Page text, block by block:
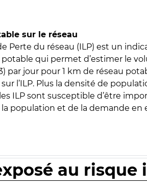
sur le réseau
Perte du réseau (ILP) est un
potable qui permet d’estimer le
par jour pour 1 km de réseau
l’ILP. Plus la densité de
ILP sont susceptible d’être
population et de la demande en
au risque